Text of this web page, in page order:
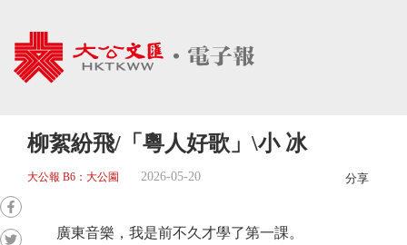
柳絮紛飛/「粵人好歌」\小 冰
大公報 B6：大公園 2026-05-20 分享
廣東音樂，我是前不久才學了第一課。